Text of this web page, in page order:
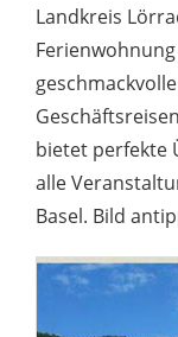
Landkreis
bietet perfekte
alle
Basel. Bild